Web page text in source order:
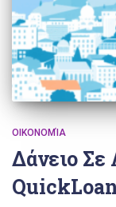
ΟΙΚΟΝΟΜΊΑ
Δάνειο